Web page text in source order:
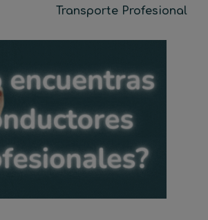
Transporte Profesional